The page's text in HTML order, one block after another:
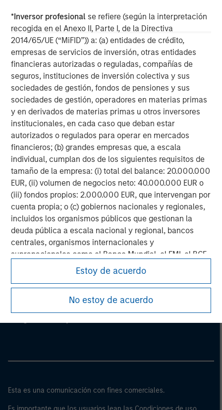
*Inversor profesional se refiere (según la interpretación
recogida en el Anexo II, Parte I, de la Directiva
2014/65/UE (“MiFID”)) a: (a) entidades de crédito,
empresas de servicios de inversión, otras entidades
financieras autorizadas o reguladas, compañías de
seguros, instituciones de inversión colectiva y sus
sociedades de gestión, fondos de pensiones y sus
sociedades de gestión, operadores en materias primas
y en derivados de materias primas u otros inversores
institucionales, en cada caso que deban estar
autorizados o regulados para operar en mercados
financieros; (b) grandes empresas que, a escala
individual, cumplan dos de los siguientes requisitos de
tamaño de la empresa: (i) total del balance: 20.000.000
EUR, (ii) volumen de negocios neto: 40.000.000 EUR o
(iii) fondos propios: 2.000.000 EUR, que intervengan por
cuenta propia; o (c) gobiernos nacionales y regionales,
incluidos los organismos públicos que gestionan la
deuda pública a escala nacional y regional, bancos
centrales, organismos internacionales y
supranacionales como el Banco Mundial, el FMI, el BCE,
el BEI y otras organizaciones internacionales similares,
que intervengan por cuenta propia.
Tenga en cuenta que es posible que la definición de
el regulador del país de origen desde el cual se accede
Estoy de acuerdo
No estoy de acuerdo
proprietary tools the team uses to enhance their
investment process, as it helps provide structure
and rigour with identifying and processing
relevant and important data.
05-AGO-2026
Morgan Stanley
Esta es una comunicación con fines comerciales.